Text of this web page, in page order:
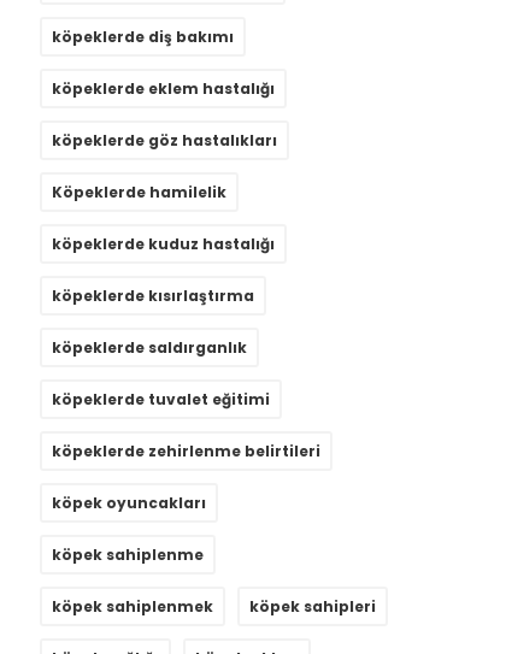
köpeklerde diş bakımı
köpeklerde eklem hastalığı
köpeklerde göz hastalıkları
Köpeklerde hamilelik
köpeklerde kuduz hastalığı
köpeklerde kısırlaştırma
köpeklerde saldırganlık
köpeklerde tuvalet eğitimi
köpeklerde zehirlenme belirtileri
köpek oyuncakları
köpek sahiplenme
köpek sahiplenmek köpek sahipleri